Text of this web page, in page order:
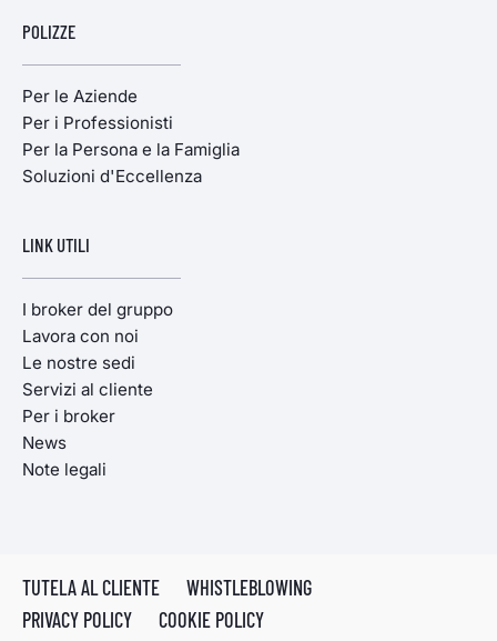
POLIZZE
Per le Aziende
Per i Professionisti
Per la Persona e la Famiglia
Soluzioni d'Eccellenza
LINK UTILI
I broker del gruppo
Lavora con noi
Le nostre sedi
Servizi al cliente
Per i broker
News
Note legali
TUTELA AL CLIENTE
WHISTLEBLOWING
PRIVACY POLICY
COOKIE POLICY